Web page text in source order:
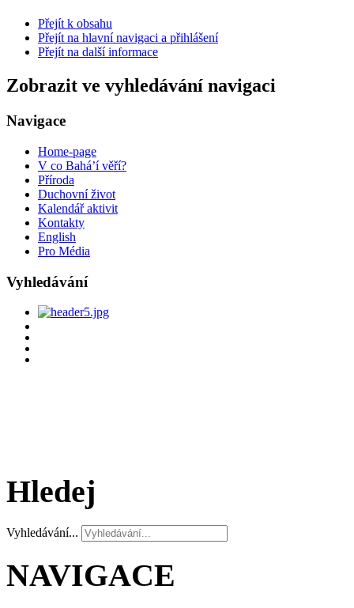
Přejít k obsahu
Přejít na hlavní navigaci a přihlášení
Přejít na další informace
Zobrazit ve vyhledávání navigaci
Navigace
Home-page
V co Bahá’í věří?
Příroda
Duchovní život
Kalendář aktivit
Kontakty
English
Pro Média
Vyhledávání
Hledej
Vyhledávání...
NAVIGACE